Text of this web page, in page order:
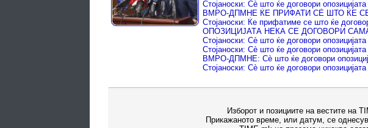
Изборот и позициите на вестите на
Прикажаното време, или датум, се